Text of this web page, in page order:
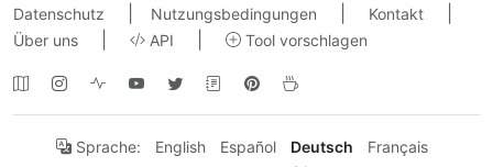
Datenschutz Nutzungsbedingungen Kontakt
Über uns API Tool vorschlagen
Sprache: English Español Deutsch
Français